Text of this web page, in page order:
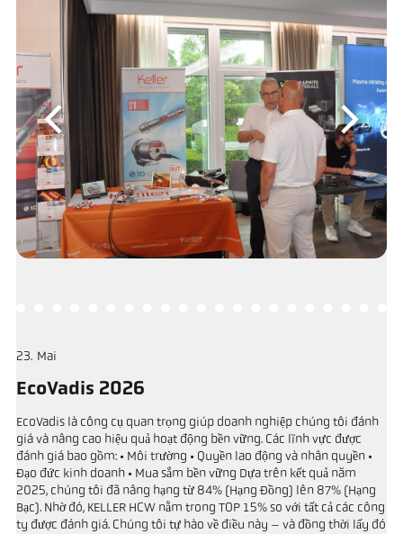
EcoVadis 2026
EcoVadis là công cụ quan trọng giúp doanh nghiệp chúng tôi đánh
giá và nâng cao hiệu quả hoạt động bền vững. Các lĩnh vực được
đánh giá bao gồm: • Môi trường • Quyền lao động và nhân quyền •
Đạo đức kinh doanh • Mua sắm bền vững Dựa trên kết quả năm
2025, chúng tôi đã nâng hạng từ 84% (Hạng Đồng) lên 87% (Hạng
Bạc). Nhờ đó, KELLER HCW nằm trong TOP 15% so với tất cả các công
ty được đánh giá. Chúng tôi tự hào về điều này – và đồng thời lấy đó
Mai
23